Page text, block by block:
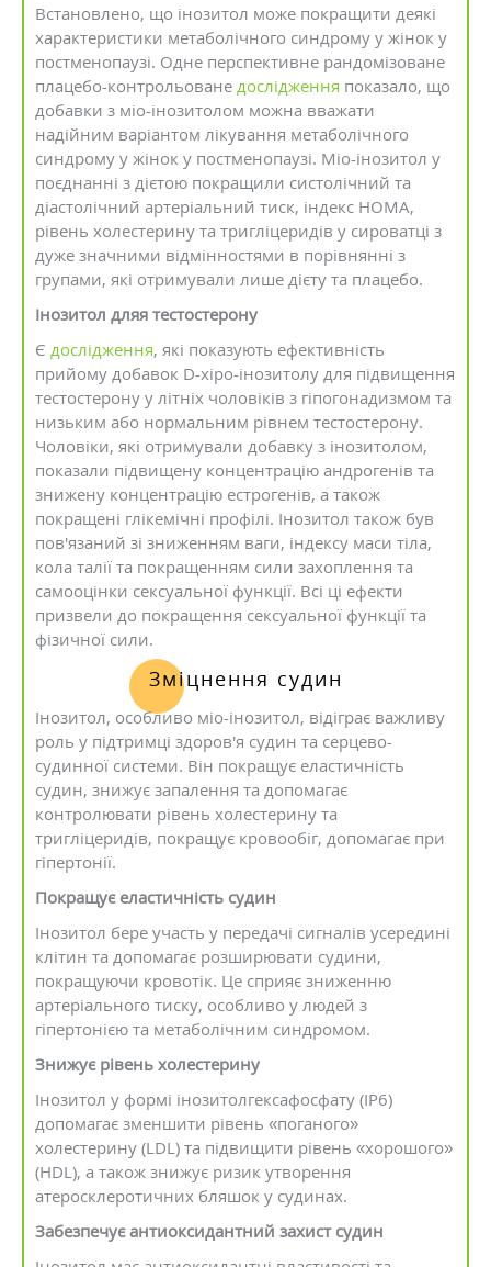
Встановлено, що інозитол може покращити деякі
характеристики метаболічного синдрому у жінок у
постменопаузі. Одне перспективне рандомізоване
плацебо-контрольованедослідження показало, що
добавки з міо-інозитолом можна вважати
надійним варіантом лікування метаболічного
синдрому у жінок у постменопаузі. Міо-інозитол у
поєднанні з дієтою покращили систолічний та
діастолічний артеріальний тиск, індекс HOMA,
рівень холестерину та тригліцеридів у сироватці з
дуже значними відмінностями в порівнянні з
групами, які отримували лише дієту та плацебо.
Інозитол дляя тестостерону
Є дослідження, які показують ефективність
прийому добавок D-хіро-інозитолу для підвищення
тестостерону у літніх чоловіків з гіпогонадизмом та
низьким або нормальним рівнем тестостерону.
Чоловіки, які отримували добавку з інозитолом,
показали підвищену концентрацію андрогенів та
знижену концентрацію естрогенів, а також
покращені глікемічні профілі. Інозитол також був
пов'язаний зі зниженням ваги, індексу маси тіла,
кола талії та покращенням сили захоплення та
самооцінки сексуальної функції. Всі ці ефекти
призвели до покращення сексуальної функції та
фізичної сили.
Зміцнення судин
Інозитол, особливо міо-інозитол, відіграє важливу
роль у підтримці здоров'я судин та серцево-
судинної системи. Він покращує еластичність
судин, знижує запалення та допомагає
контролювати рівень холестерину та
тригліцеридів, покращує кровообіг, допомагає при
гіпертонії.
Покращує еластичність судин
Інозитол бере участь у передачі сигналів усередині
клітин та допомагає розширювати судини,
покращуючи кровотік. Це сприяє зниженню
артеріального тиску, особливо у людей з
гіпертонією та метаболічним синдромом.
Знижує рівень холестерину
Інозитол у формі інозитолгексафосфату (IP6)
допомагає зменшити рівень «поганого»
холестерину (LDL) та підвищити рівень «хорошого»
(HDL), а також знижує ризик утворення
атеросклеротичних бляшок у судинах.
Забезпечує антиоксидантний захист судин